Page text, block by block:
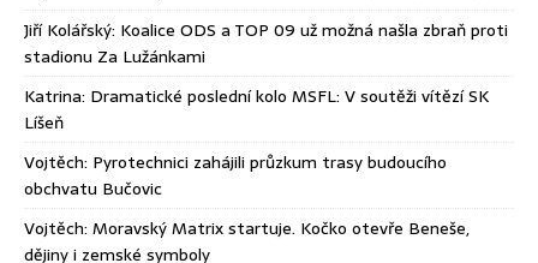
Jiří Kolářský: Koalice ODS a TOP 09 už možná našla zbraň proti
stadionu Za Lužánkami
Katrina: Dramatické poslední kolo MSFL: V soutěži vítězí SK
Líšeň
Vojtěch: Pyrotechnici zahájili průzkum trasy budoucího
obchvatu Bučovic
Vojtěch: Moravský Matrix startuje. Kočko otevře Beneše,
dějiny i zemské symboly